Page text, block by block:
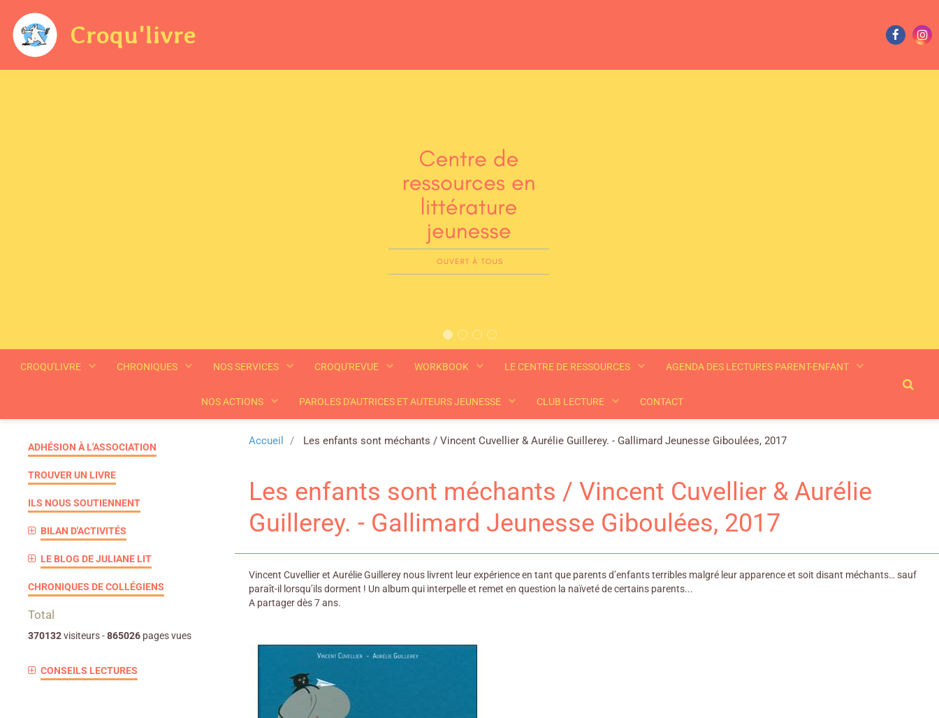
Croqu'livre
CROQU'LIVRE CHRONIQUES NOS SERVICES CROQU'REVUE WORKBOOK LE CENTRE DE RESSOURCES AGENDA DES LECTURES PARENT-ENFANT
NOS ACTIONS PAROLES D'AUTRICES ET AUTEURS JEUNESSE CLUB LECTURE CONTACT
Accueil Les enfants sont méchants / Vincent Cuvellier & Aurélie Guillerey. - Gallimard Jeunesse Giboulées, 2017
Les enfants sont méchants / Vincent Cuvellier & Aurélie
Guillerey. - Gallimard Jeunesse Giboulées, 2017
Vincent Cuvellier et Aurélie Guillerey nous livrent leur expérience en tant que parents d’enfants terribles malgré leur apparence et soit disant méchants… sauf
paraît-il lorsqu’ils dorment ! Un album qui interpelle et remet en question la naïveté de certains parents...
A partager dès 7 ans.
ADHÉSION À L'ASSOCIATION
TROUVER UN LIVRE
ILS NOUS SOUTIENNENT
BILAN D'ACTIVITÉS
LE BLOG DE JULIANE LIT
CHRONIQUES DE COLLÉGIENS
Total
370132visiteurs -865026 pages vues
CONSEILS LECTURES